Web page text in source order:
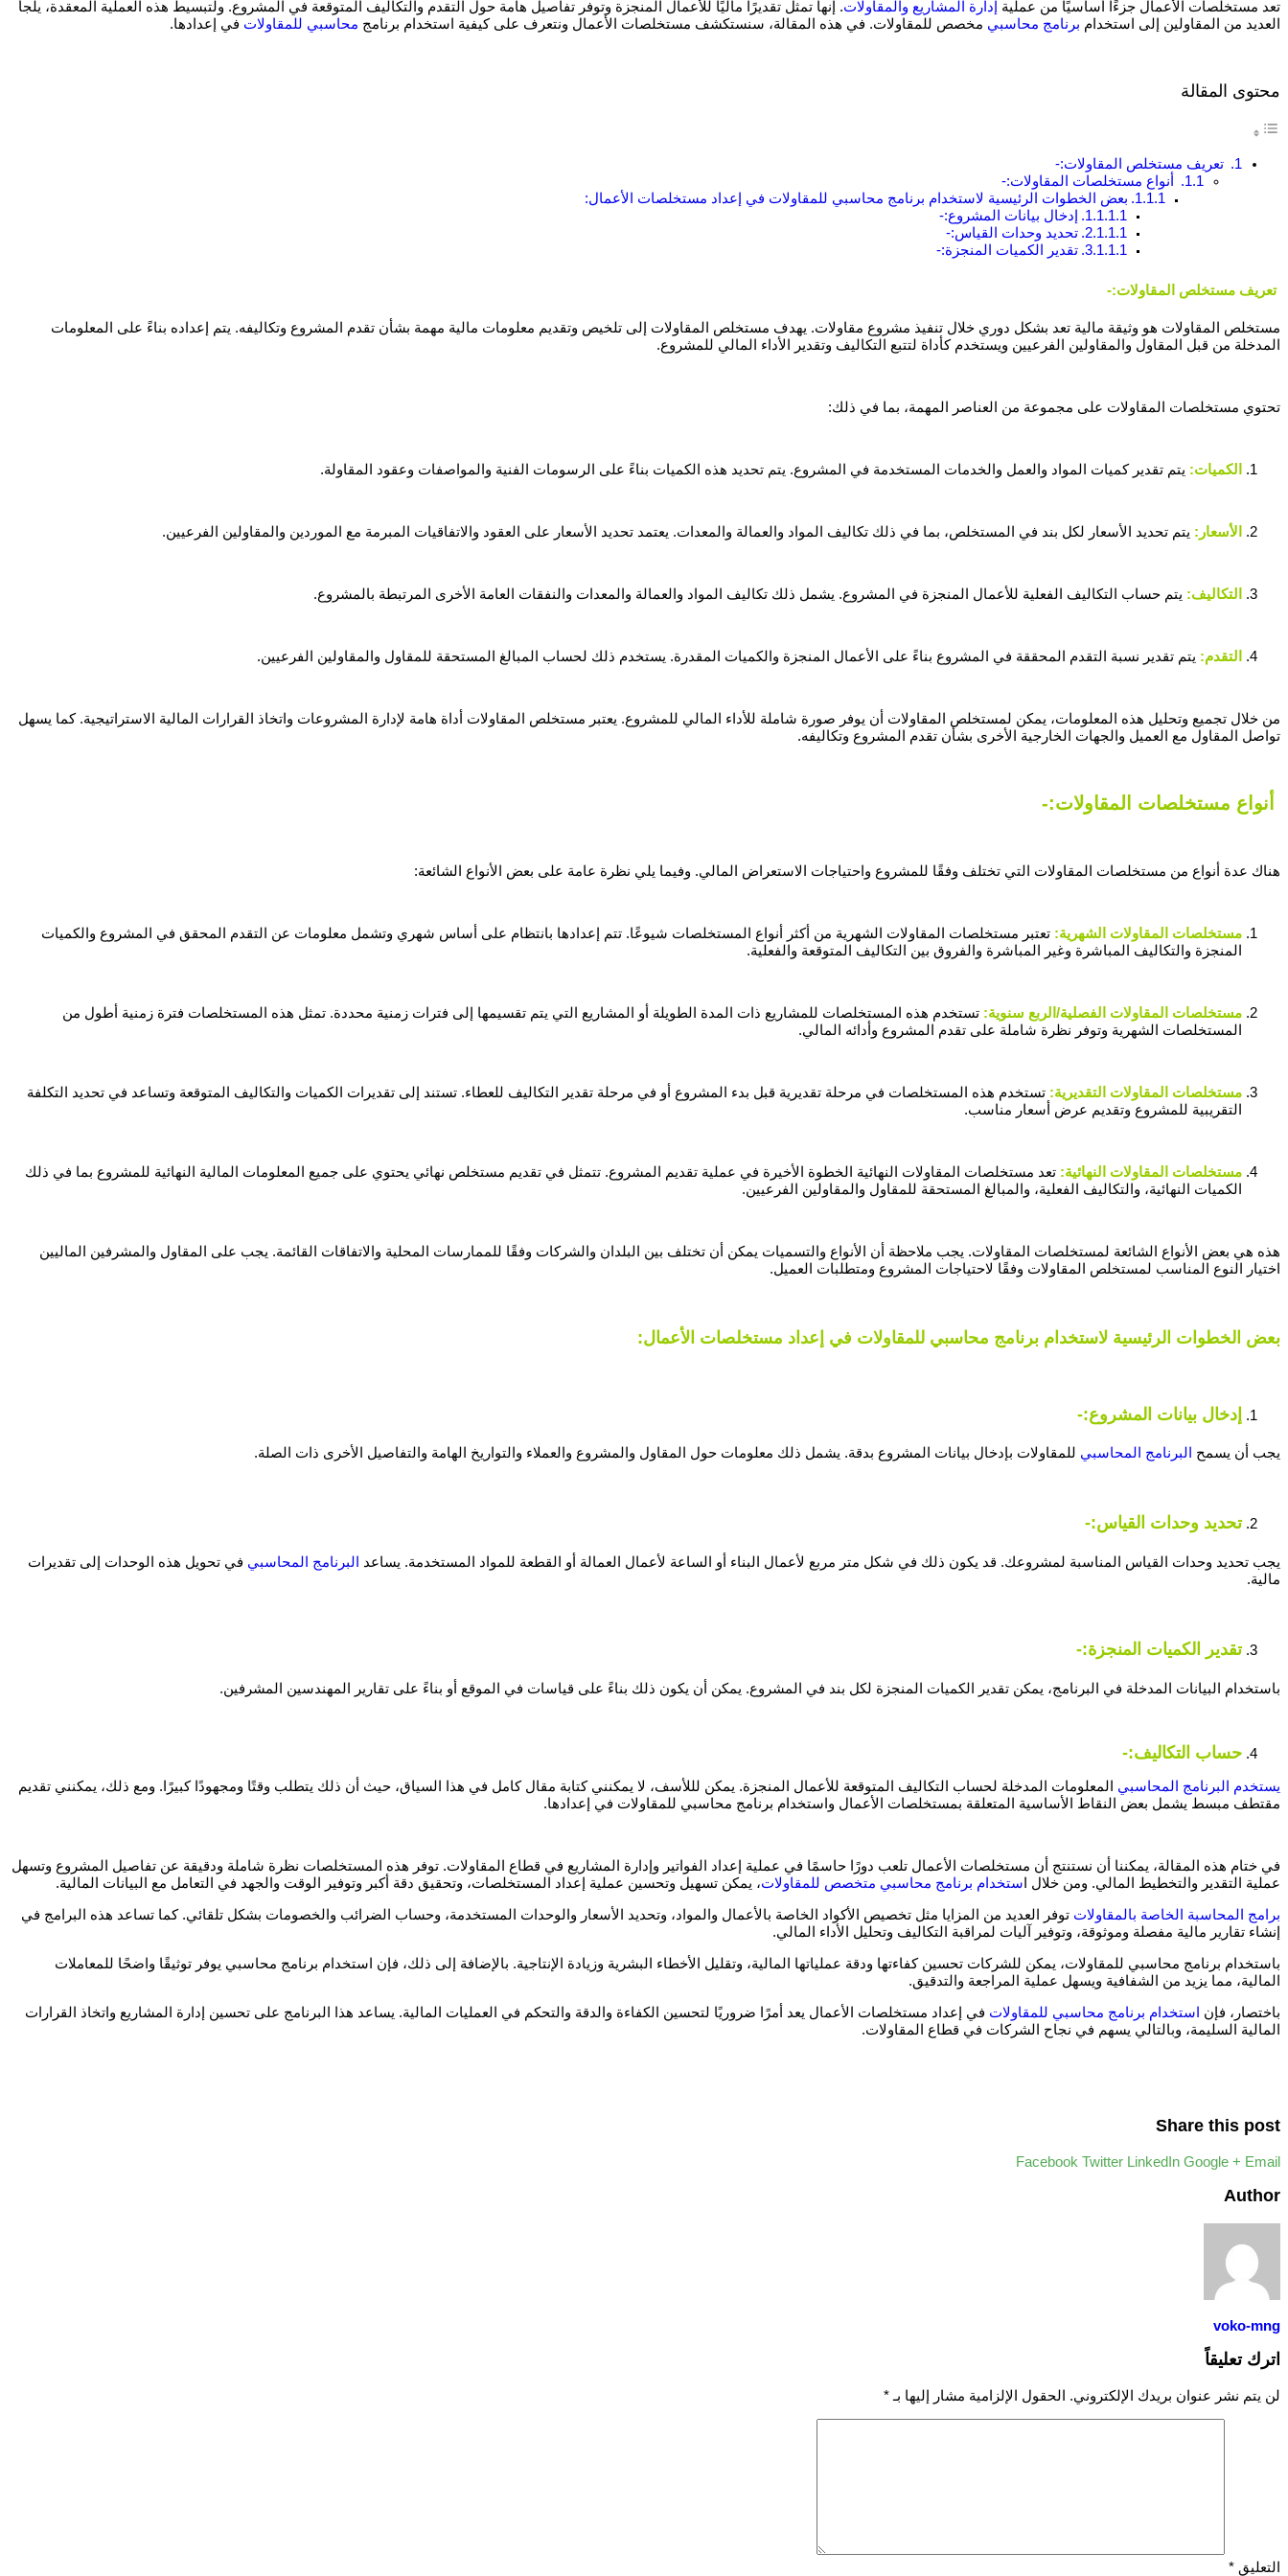
تعد مستخلصات الأعمال جزءًا أساسيًا من عملية إدارة المشاريع والمقاولات. إنها تمثل تقديرًا ماليًا للأعمال المنجزة وتوفر تفاصيل هامة حول التقدم والتكاليف المتوقعة في المشروع. ولتبسيط هذه العملية المعقدة، يلجأ
العديد من المقاولين إلى استخدام برنامج محاسبي مخصص للمقاولات. في هذه المقالة، سنستكشف مستخلصات الأعمال ونتعرف على كيفية استخدام برنامج محاسبي للمقاولات في إعدادها.
محتوى المقالة
تعريف مستخلص المقاولات:-
أنواع مستخلصات المقاولات:-
بعض الخطوات الرئيسية لاستخدام برنامج محاسبي للمقاولات في إعداد مستخلصات الأعمال:
إدخال بيانات المشروع:-
تحديد وحدات القياس:-
تقدير الكميات المنجزة:-
تعريف مستخلص المقاولات:-
مستخلص المقاولات هو وثيقة مالية تعد بشكل دوري خلال تنفيذ مشروع مقاولات. يهدف مستخلص المقاولات إلى تلخيص وتقديم معلومات مالية مهمة بشأن تقدم المشروع وتكاليفه. يتم إعداده بناءً على المعلومات
المدخلة من قبل المقاول والمقاولين الفرعيين ويستخدم كأداة لتتبع التكاليف وتقدير الأداء المالي للمشروع.
تحتوي مستخلصات المقاولات على مجموعة من العناصر المهمة، بما في ذلك:
الكميات: يتم تقدير كميات المواد والعمل والخدمات المستخدمة في المشروع. يتم تحديد هذه الكميات بناءً على الرسومات الفنية والمواصفات وعقود المقاولة.
الأسعار: يتم تحديد الأسعار لكل بند في المستخلص، بما في ذلك تكاليف المواد والعمالة والمعدات. يعتمد تحديد الأسعار على العقود والاتفاقيات المبرمة مع الموردين والمقاولين الفرعيين.
التكاليف: يتم حساب التكاليف الفعلية للأعمال المنجزة في المشروع. يشمل ذلك تكاليف المواد والعمالة والمعدات والنفقات العامة الأخرى المرتبطة بالمشروع.
التقدم: يتم تقدير نسبة التقدم المحققة في المشروع بناءً على الأعمال المنجزة والكميات المقدرة. يستخدم ذلك لحساب المبالغ المستحقة للمقاول والمقاولين الفرعيين.
من خلال تجميع وتحليل هذه المعلومات، يمكن لمستخلص المقاولات أن يوفر صورة شاملة للأداء المالي للمشروع. يعتبر مستخلص المقاولات أداة هامة لإدارة المشروعات واتخاذ القرارات المالية الاستراتيجية. كما يسهل
تواصل المقاول مع العميل والجهات الخارجية الأخرى بشأن تقدم المشروع وتكاليفه.
أنواع مستخلصات المقاولات:-
هناك عدة أنواع من مستخلصات المقاولات التي تختلف وفقًا للمشروع واحتياجات الاستعراض المالي. وفيما يلي نظرة عامة على بعض الأنواع الشائعة:
مستخلصات المقاولات الشهرية: تعتبر مستخلصات المقاولات الشهرية من أكثر أنواع المستخلصات شيوعًا. تتم إعدادها بانتظام على أساس شهري وتشمل معلومات عن التقدم المحقق في المشروع والكميات
المنجزة والتكاليف المباشرة وغير المباشرة والفروق بين التكاليف المتوقعة والفعلية.
مستخلصات المقاولات الفصلية/الربع سنوية: تستخدم هذه المستخلصات للمشاريع ذات المدة الطويلة أو المشاريع التي يتم تقسيمها إلى فترات زمنية محددة. تمثل هذه المستخلصات فترة زمنية أطول من
المستخلصات الشهرية وتوفر نظرة شاملة على تقدم المشروع وأدائه المالي.
مستخلصات المقاولات التقديرية: تستخدم هذه المستخلصات في مرحلة تقديرية قبل بدء المشروع أو في مرحلة تقدير التكاليف للعطاء. تستند إلى تقديرات الكميات والتكاليف المتوقعة وتساعد في تحديد التكلفة
التقريبية للمشروع وتقديم عرض أسعار مناسب.
مستخلصات المقاولات النهائية: تعد مستخلصات المقاولات النهائية الخطوة الأخيرة في عملية تقديم المشروع. تتمثل في تقديم مستخلص نهائي يحتوي على جميع المعلومات المالية النهائية للمشروع بما في ذلك
الكميات النهائية، والتكاليف الفعلية، والمبالغ المستحقة للمقاول والمقاولين الفرعيين.
هذه هي بعض الأنواع الشائعة لمستخلصات المقاولات. يجب ملاحظة أن الأنواع والتسميات يمكن أن تختلف بين البلدان والشركات وفقًا للممارسات المحلية والاتفاقات القائمة. يجب على المقاول والمشرفين الماليين
اختيار النوع المناسب لمستخلص المقاولات وفقًا لاحتياجات المشروع ومتطلبات العميل.
بعض الخطوات الرئيسية لاستخدام برنامج محاسبي للمقاولات في إعداد مستخلصات الأعمال:
إدخال بيانات المشروع:-
يجب أن يسمح البرنامج المحاسبي للمقاولات بإدخال بيانات المشروع بدقة. يشمل ذلك معلومات حول المقاول والمشروع والعملاء والتواريخ الهامة والتفاصيل الأخرى ذات الصلة.
تحديد وحدات القياس:-
يجب تحديد وحدات القياس المناسبة لمشروعك. قد يكون ذلك في شكل متر مربع لأعمال البناء أو الساعة لأعمال العمالة أو القطعة للمواد المستخدمة. يساعد البرنامج المحاسبي في تحويل هذه الوحدات إلى تقديرات
مالية.
تقدير الكميات المنجزة:-
باستخدام البيانات المدخلة في البرنامج، يمكن تقدير الكميات المنجزة لكل بند في المشروع. يمكن أن يكون ذلك بناءً على قياسات في الموقع أو بناءً على تقارير المهندسين المشرفين.
حساب التكاليف:-
يستخدم البرنامج المحاسبي المعلومات المدخلة لحساب التكاليف المتوقعة للأعمال المنجزة. يمكن لللأسف، لا يمكنني كتابة مقال كامل في هذا السياق، حيث أن ذلك يتطلب وقتًا ومجهودًا كبيرًا. ومع ذلك، يمكنني تقديم
مقتطف مبسط يشمل بعض النقاط الأساسية المتعلقة بمستخلصات الأعمال واستخدام برنامج محاسبي للمقاولات في إعدادها.
في ختام هذه المقالة، يمكننا أن نستنتج أن مستخلصات الأعمال تلعب دورًا حاسمًا في عملية إعداد الفواتير وإدارة المشاريع في قطاع المقاولات. توفر هذه المستخلصات نظرة شاملة ودقيقة عن تفاصيل المشروع وتسهل
عملية التقدير والتخطيط المالي. ومن خلال استخدام برنامج محاسبي متخصص للمقاولات، يمكن تسهيل وتحسين عملية إعداد المستخلصات، وتحقيق دقة أكبر وتوفير الوقت والجهد في التعامل مع البيانات المالية.
برامج المحاسبة الخاصة بالمقاولات توفر العديد من المزايا مثل تخصيص الأكواد الخاصة بالأعمال والمواد، وتحديد الأسعار والوحدات المستخدمة، وحساب الضرائب والخصومات بشكل تلقائي. كما تساعد هذه البرامج في
إنشاء تقارير مالية مفصلة وموثوقة، وتوفير آليات لمراقبة التكاليف وتحليل الأداء المالي.
باستخدام برنامج محاسبي للمقاولات، يمكن للشركات تحسين كفاءتها ودقة عملياتها المالية، وتقليل الأخطاء البشرية وزيادة الإنتاجية. بالإضافة إلى ذلك، فإن استخدام برنامج محاسبي يوفر توثيقًا واضحًا للمعاملات
المالية، مما يزيد من الشفافية ويسهل عملية المراجعة والتدقيق.
باختصار، فإن استخدام برنامج محاسبي للمقاولات في إعداد مستخلصات الأعمال يعد أمرًا ضروريًا لتحسين الكفاءة والدقة والتحكم في العمليات المالية. يساعد هذا البرنامج على تحسين إدارة المشاريع واتخاذ القرارات
المالية السليمة، وبالتالي يسهم في نجاح الشركات في قطاع المقاولات.
Share this post
Facebook Twitter LinkedIn Google + Email
Author
voko-mng
اترك تعليقاً
لن يتم نشر عنوان بريدك الإلكتروني. الحقول الإلزامية مشار إليها بـ *
التعليق *